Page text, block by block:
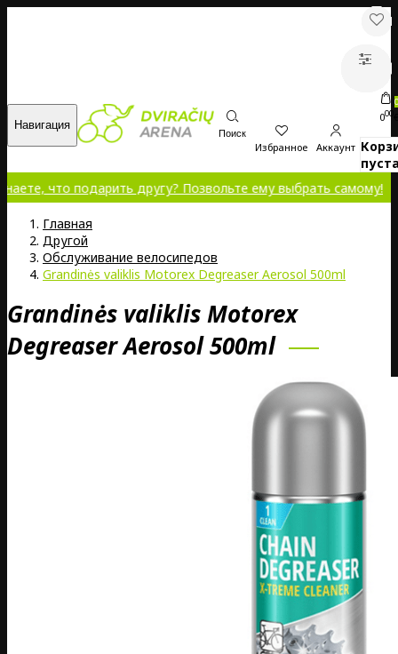
Навигация
Поиск
Избранное Аккаунт
0
000
подарить другу? Позвольте ему выбрать самому!
Главная
Другой
Обслуживание велосипедов
Grandinės valiklis Motorex Degreaser Aerosol 500ml
Grandinės valiklis Motorex
Degreaser Aerosol 500ml